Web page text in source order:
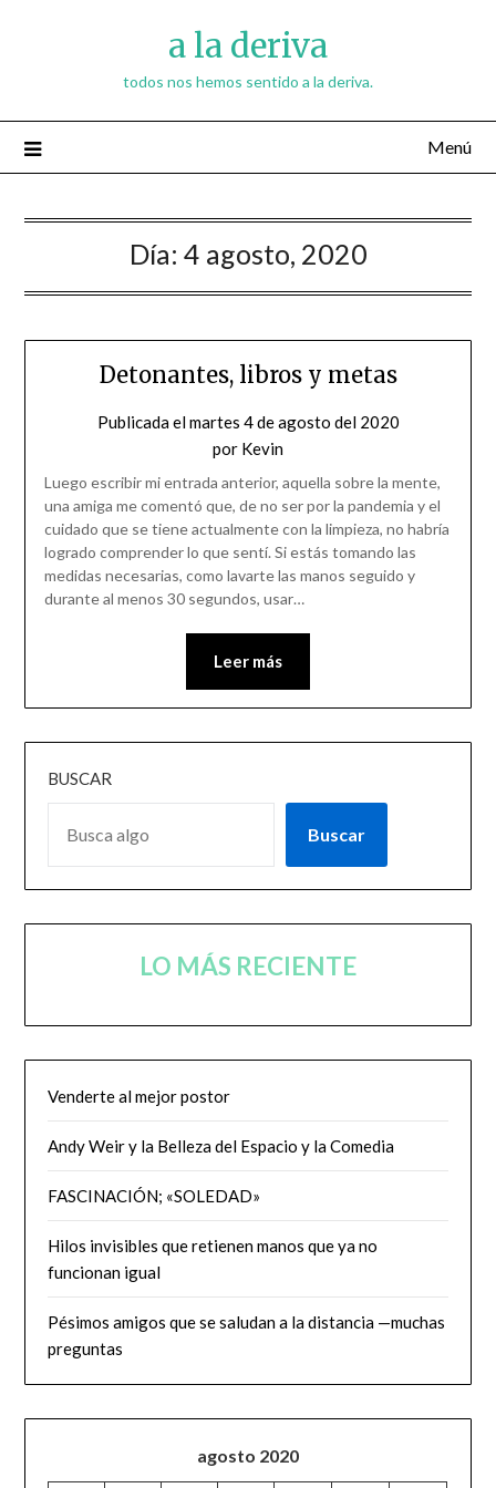
a la deriva
todos nos hemos sentido a la deriva.
Menú
Día: 4 agosto, 2020
Detonantes, libros y metas
Publicada elmartes 4 de agosto del 2020
por Kevin
Luego escribir mi entrada anterior, aquella sobre la mente,
una amiga me comentó que, de no ser por la pandemia y el
cuidado que se tiene actualmente con la limpieza, no habría
logrado comprender lo que sentí. Si estás tomando las
medidas necesarias, como lavarte las manos seguido y
durante al menos 30 segundos, usar…
Leer más
BUSCAR
Buscar
LO MÁS RECIENTE
Venderte al mejor postor
Andy Weir y la Belleza del Espacio y la Comedia
FASCINACIÓN; «SOLEDAD»
Hilos invisibles que retienen manos que ya no
funcionan igual
Pésimos amigos que se saludan a la distancia —muchas
preguntas
agosto 2020